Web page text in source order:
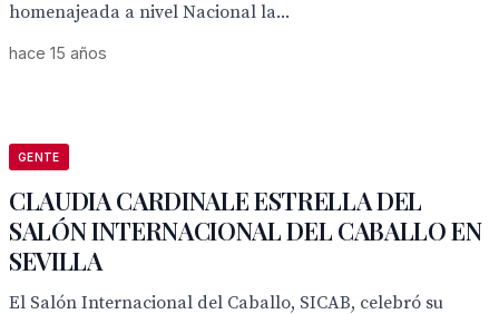
homenajeada a nivel Nacional la...
hace 15 años
GENTE
CLAUDIA CARDINALE ESTRELLA DEL
SALÓN INTERNACIONAL DEL CABALLO EN
SEVILLA
El Salón Internacional del Caballo, SICAB, celebró su